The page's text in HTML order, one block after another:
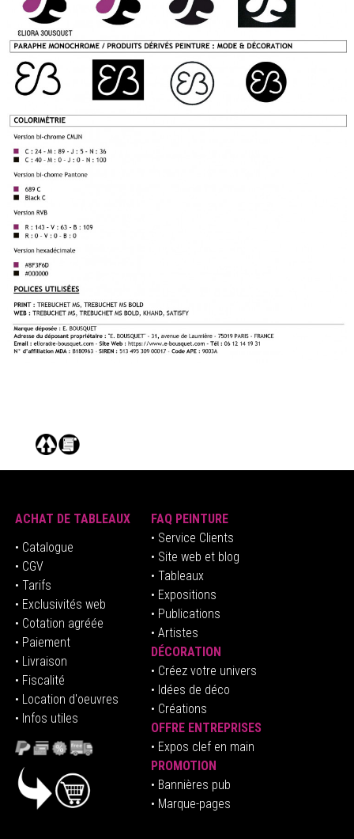
ACHAT DE TABLEAUX
• Catalogue
• CGV
• Tarifs
• Exclusivités web
• Cotation agréée
• Paiement
• Livraison
• Fiscalité
• Location d'oeuvres
• Infos utiles
FAQ PEINTURE
• Service Clients
• Site web et blog
• Tableaux
• Expositions
• Publications
• Artistes
DÉCORATION
• Créez votre univers
• Idées de déco
• Créations
OFFRE ENTREPRISES
• Expos clef en main
PROMOTION
• Bannières pub
• Marque-pages